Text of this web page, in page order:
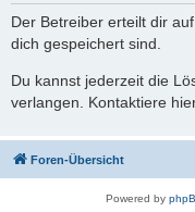
Der Betreiber erteilt dir
dich gespeichert sind.
Du kannst jederzeit die
verlangen. Kontaktiere
Foren-Übersicht
Powered by